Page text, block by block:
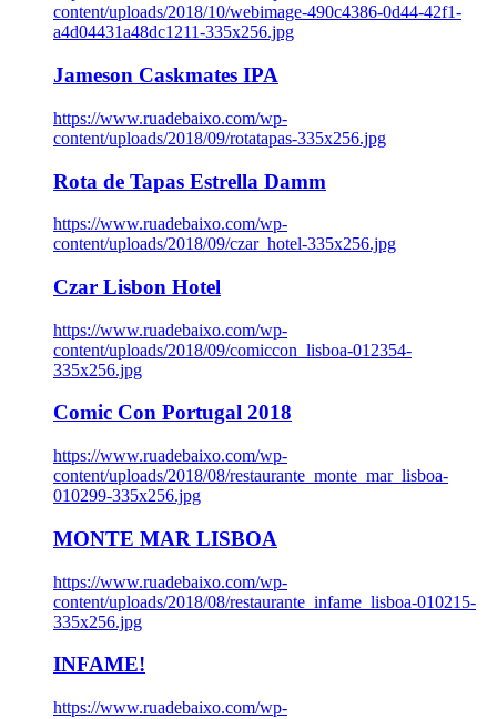
content/uploads/2018/10/webimage-490c4386-0d44-42f1-
a4d04431a48dc1211-335x256.jpg
Jameson Caskmates IPA
https://www.ruadebaixo.com/wp-
content/uploads/2018/09/rotatapas-335x256.jpg
Rota de Tapas Estrella Damm
https://www.ruadebaixo.com/wp-
content/uploads/2018/09/czar_hotel-335x256.jpg
Czar Lisbon Hotel
https://www.ruadebaixo.com/wp-
content/uploads/2018/09/comiccon_lisboa-012354-
335x256.jpg
Comic Con Portugal 2018
https://www.ruadebaixo.com/wp-
content/uploads/2018/08/restaurante_monte_mar_lisboa-
010299-335x256.jpg
MONTE MAR LISBOA
https://www.ruadebaixo.com/wp-
content/uploads/2018/08/restaurante_infame_lisboa-010215-
335x256.jpg
INFAME!
https://www.ruadebaixo.com/wp-